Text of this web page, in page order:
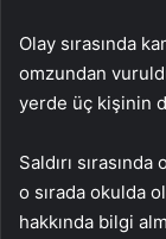
Olay sırasında
omzundan
yerde üç kişinin
Saldırı
o sırada okulda
hakkında bilgi